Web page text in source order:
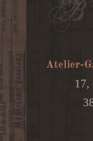
Atelier-
17,